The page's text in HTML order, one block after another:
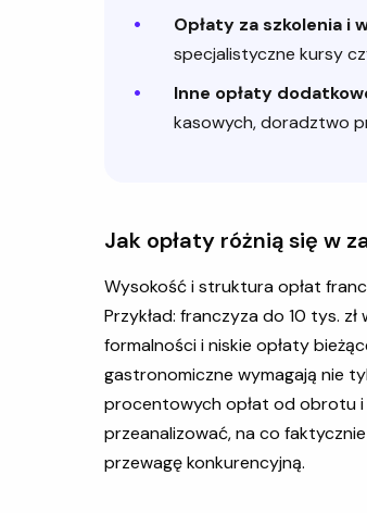
Opłaty za szkolenia i
specjalistyczne kursy
Inne opłaty
kasowych, doradztwo
Jak opłaty różnią się w
Wysokość i struktura opłat
Przykład: franczyza do 10 tys.
formalności i niskie opłaty
gastronomiczne wymagają nie
procentowych opłat od obrotu
przeanalizować, na co
przewagę konkurencyjną.